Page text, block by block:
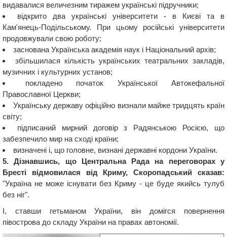
видавалися величезним тиражем українські підручники;
відкрито два українські університети - в Києві та в
Кам'янець-Подільському. При цьому російські університети
продовжували свою роботу;
заснована Українська академія наук і Національний архів;
збільшилася кількість українських театральних закладів,
музичних і культурних установ;
покладено початок Української Автокефальної
Православної Церкви;
Українську державу офіційно визнали майже тридцять країн
світу;
підписаний мирний договір з Радянською Росією, що
забезпечило мир на сході країни;
визначені і, що головне, визнані державні кордони України.
5. Дізнавшись, що Центральна Рада на переговорах у
Бресті відмовилася від Криму, Скоропадський сказав:
"Україна не може існувати без Криму - це буде якийсь тулуб
без ніг".
І, ставши гетьманом України, він домігся повернення
півострова до складу України на правах автономії.